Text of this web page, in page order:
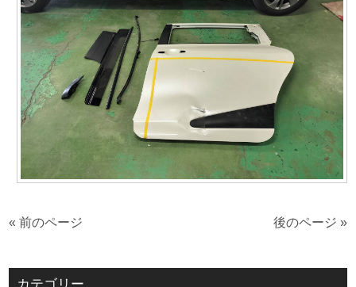
« 前のページ 後のページ »
カテゴリー